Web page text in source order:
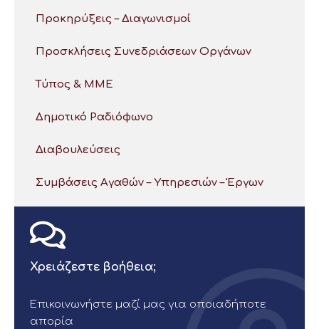
Προκηρύξεις – Διαγωνισμοί
Προσκλήσεις Συνεδριάσεων Οργάνων
Τύπος & ΜΜΕ
Δημοτικό Ραδιόφωνο
Διαβουλεύσεις
Συμβάσεις Αγαθών – Υπηρεσιών – Έργων
Χρειάζεστε βοήθεια;
Επικοινωνήστε μαζί μας για οποιαδήποτε
απορία